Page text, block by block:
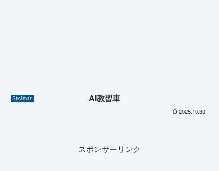
Stickman AI教習車
2025.10.30
スポンサーリンク